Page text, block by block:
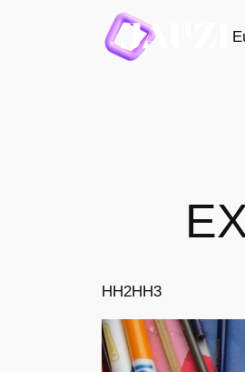
HH2HH3